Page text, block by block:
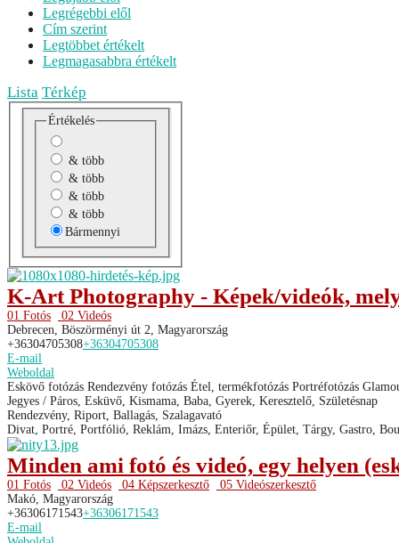
Legrégebbi elől
Cím szerint
Legtöbbet értékelt
Legmagasabbra értékelt
Lista Térkép
Értékelés
& több
& több
& több
& több
Bármennyi
K-Art Photography - Képek/videók,
01 Fotós
02 Videós
Debrecen, Böszörményi út 2, Magyarország
+36304705308+36304705308
E-mail
Weboldal
Eskövő fotózás Rendezvény fotózás Étel, termékfotózás Portréfotózás
Jegyes / Páros, Esküvő, Kismama, Baba, Gyerek, Keresztelő, Születésnap
Rendezvény, Riport, Ballagás, Szalagavató
Divat, Portré, Portfólió, Reklám, Imázs, Enteriőr, Épület, Tárgy, Gastro,
Minden ami fotó és videó, egy helyen
01 Fotós 02 Videós 04 Képszerkesztő
05 Videószerkesztő
Makó, Magyarország
+36306171543+36306171543
E-mail